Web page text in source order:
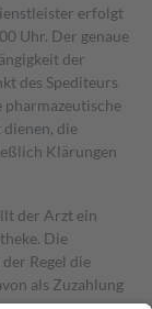
erfolgt
Uhr. Der genaue
der
des Spediteurs
pharmazeutische
die
Klärungen
der Arzt ein
Die
Regel die
als Zuzahlung